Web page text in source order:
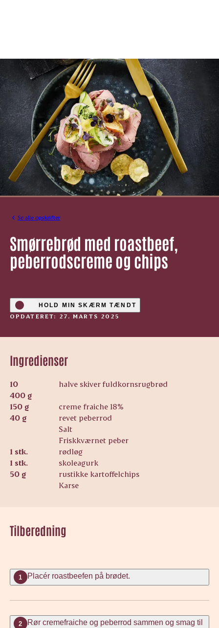
Se alle opskrifter
Smørrebrød med roastbeef,
peberrodscreme og chips
HOLD MIN SKÆRM TÆNDT
OPDATERET: 27. MARTS 2025
Ingredienser
10
halve skiver fuldkornsrugbrød
400 g
150 g
creme fraiche 18%
40 g
revet peberrod
Salt
Friskkværnet peber
1 stk.
rødløg
1 stk.
skoleagurk
50 g
rustikke kartoffelchips
Karse
Tilberedning
1 Placér roastbeefen på brødet.
2
Rør cremefraiche og peberrod sammen og smag til